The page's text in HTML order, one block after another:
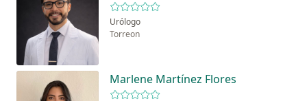
Urólogo
Torreon
Marlene Martínez Flores